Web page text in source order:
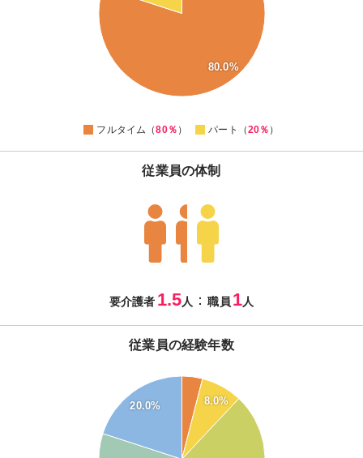
80.0%
フルタイム（80％ ） パート（20％ ）
従業員の体制
要介護者 1.5人 ：職員 1人
従業員の経験年数
8.0%
20.0%